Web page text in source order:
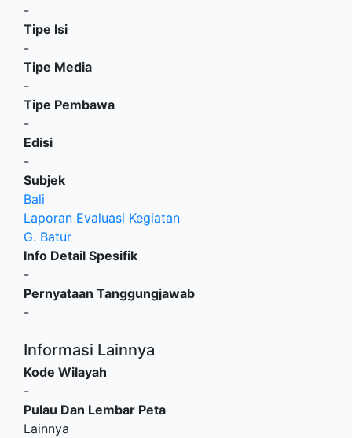
-
Tipe Isi
-
Tipe Media
-
Tipe Pembawa
-
Edisi
-
Subjek
Bali
Laporan Evaluasi Kegiatan
G. Batur
Info Detail Spesifik
-
Pernyataan Tanggungjawab
-
Informasi Lainnya
Kode Wilayah
-
Pulau Dan Lembar Peta
Lainnya